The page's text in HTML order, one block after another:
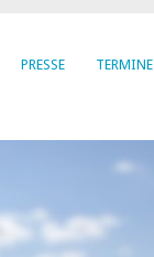
PRESSE TERMINE